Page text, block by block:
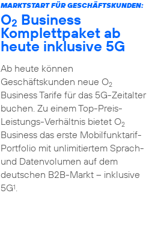
MARKTSTART FÜR GESCHÄFTSKUNDEN:
O2 Business
Komplettpaket ab
heute inklusive 5G
Ab heute können
Geschäftskunden neue O2
Business Tarife für das 5G-Zeitalter
buchen. Zu einem Top-Preis-
Leistungs-Verhältnis bietet O2
Business das erste Mobilfunktarif-
Portfolio mit unlimitiertem Sprach-
und Datenvolumen auf dem
deutschen B2B-Markt – inklusive
5G1.